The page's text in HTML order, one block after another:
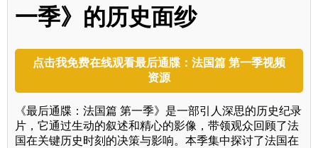
一季》的历史面纱
点击我免费在线观看最后通牒：法国篇 第一季视频
资源
《最后通牒：法国篇 第一季》是一部引人深思的历史纪录
片，它通过生动的叙述和精心的影像，带领观众回顾了法
国在关键历史时刻的决策与影响。本季集中探讨了法国在